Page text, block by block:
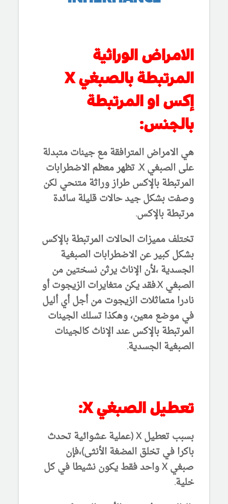
الامراض الوراثية
المرتبطة بالصبغي X
إكس او المرتبطة
بالجنس:
هي الامراض المترافقة مع جينات متبدلة
على الصبغي X. تظهر معظم الاضطرابات
المرتبطة بالإكس طراز وراثة متنحي لكن
وصفت بشكل جيد حالات قليلة سائدة
مرتبطة بالإكس.
تختلف مميزات الحالات المرتبطة بالإكس
بشكل كبير عن الاضطرابات الصبغية
الجسدية ،لأن الإناث يرثن نسختين من
الصبغي X.فقد يكن متغايرات الزيجوت أو
نادرا متماثلات الزيجوت من أجل أي أليل
في موضع معين، وهكذا تسلك الجينات
المرتبطة بالإكس عند الإناث كالجينات
الصبغية الجسدية.
تعطيل الصبغي X:
بسبب تعطيل X (عملية عشوائية تحدث
باكرا في تخلق المضغة الأنثى)،فإن
صبغي X واحد فقط يكون نشيطا في كل
خلية.